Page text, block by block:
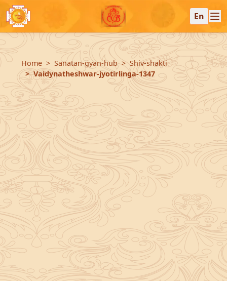
En
Home Sanatan-gyan-hub
Shiv-shakti
Vaidynatheshwar-jyotirlinga-1347